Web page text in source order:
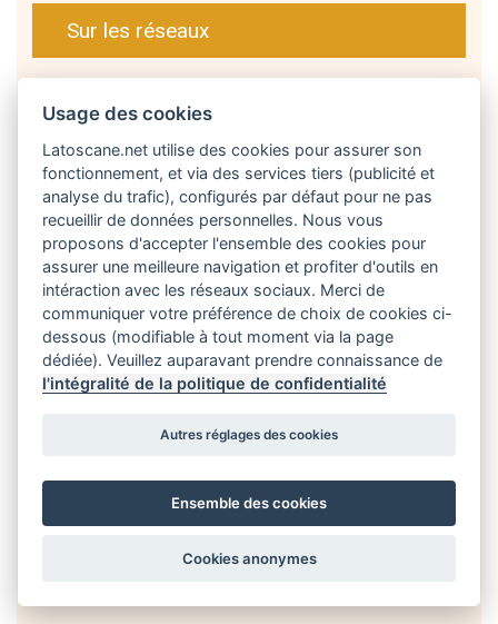
Sur les réseaux
Carte touristique
Usage des cookies
Latoscane.net utilise des cookies pour assurer son
fonctionnement, et via des services tiers (publicité et
analyse du trafic), configurés par défaut pour ne pas
recueillir de données personnelles. Nous vous
proposons d'accepter l'ensemble des cookies pour
assurer une meilleure navigation et profiter d'outils en
intéraction avec les réseaux sociaux. Merci de
communiquer votre préférence de choix de cookies ci-
dessous (modifiable à tout moment via la page
dédiée). Veuillez auparavant prendre connaissance de
l'intégralité de la politique de confidentialité
Autres réglages des cookies
Ensemble des cookies
Cookies anonymes